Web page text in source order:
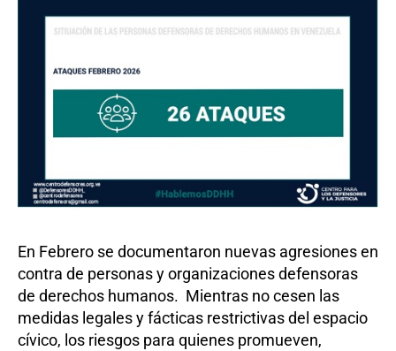
En Febrero se documentaron nuevas agresiones en
contra de personas y organizaciones defensoras
de derechos humanos. Mientras no cesen las
medidas legales y fácticas restrictivas del espacio
cívico, los riesgos para quienes promueven,